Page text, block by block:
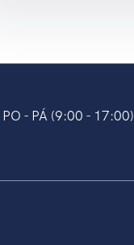
PO - PÁ (9:00 - 17:00)